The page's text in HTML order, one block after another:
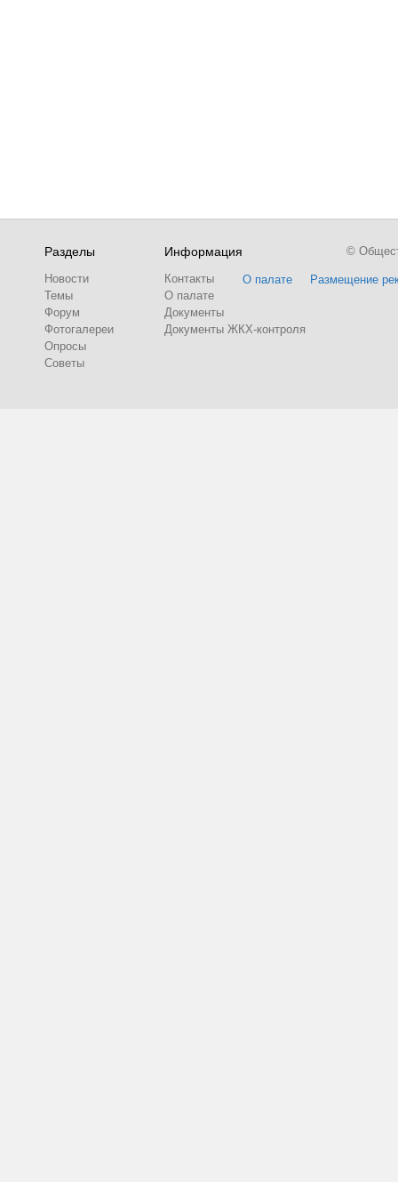
Разделы
Новости
Темы
Форум
Фотогалереи
Опросы
Советы
Информация
Контакты
О палате
Документы
Документы ЖКХ-контроля
О палате Размещение
©